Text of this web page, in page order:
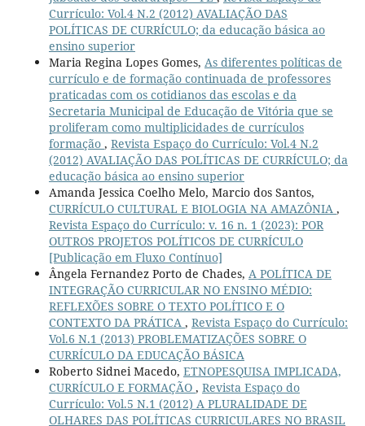
Currículo: Vol.4 N.2 (2012) AVALIAÇÃO DAS
POLÍTICAS DE CURRÍCULO; da educação básica ao
ensino superior
Maria Regina Lopes Gomes, As diferentes políticas de
currículo e de formação continuada de professores
praticadas com os cotidianos das escolas e da
Secretaria Municipal de Educação de Vitória que se
proliferam como multiplicidades de currículos
formação , Revista Espaço do Currículo: Vol.4 N.2
(2012) AVALIAÇÃO DAS POLÍTICAS DE CURRÍCULO; da
educação básica ao ensino superior
Amanda Jessica Coelho Melo, Marcio dos Santos,
CURRÍCULO CULTURAL E BIOLOGIA NA AMAZÔNIA ,
Revista Espaço do Currículo: v. 16 n. 1 (2023): POR
OUTROS PROJETOS POLÍTICOS DE CURRÍCULO
[Publicação em Fluxo Contínuo]
Ângela Fernandez Porto de Chades, A POLÍTICA DE
INTEGRAÇÃO CURRICULAR NO ENSINO MÉDIO:
REFLEXÕES SOBRE O TEXTO POLÍTICO E O
CONTEXTO DA PRÁTICA , Revista Espaço do Currículo:
Vol.6 N.1 (2013) PROBLEMATIZAÇÕES SOBRE O
CURRÍCULO DA EDUCAÇÃO BÁSICA
Roberto Sidnei Macedo, ETNOPESQUISA IMPLICADA,
CURRÍCULO E FORMAÇÃO , Revista Espaço do
Currículo: Vol.5 N.1 (2012) A PLURALIDADE DE
OLHARES DAS POLÍTICAS CURRICULARES NO BRASIL